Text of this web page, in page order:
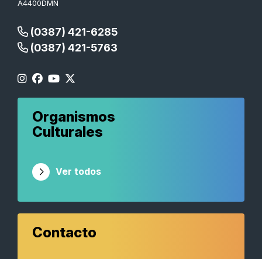
A4400DMN
(0387) 421-6285
(0387) 421-5763
Organismos
Culturales
Ver todos
Contacto